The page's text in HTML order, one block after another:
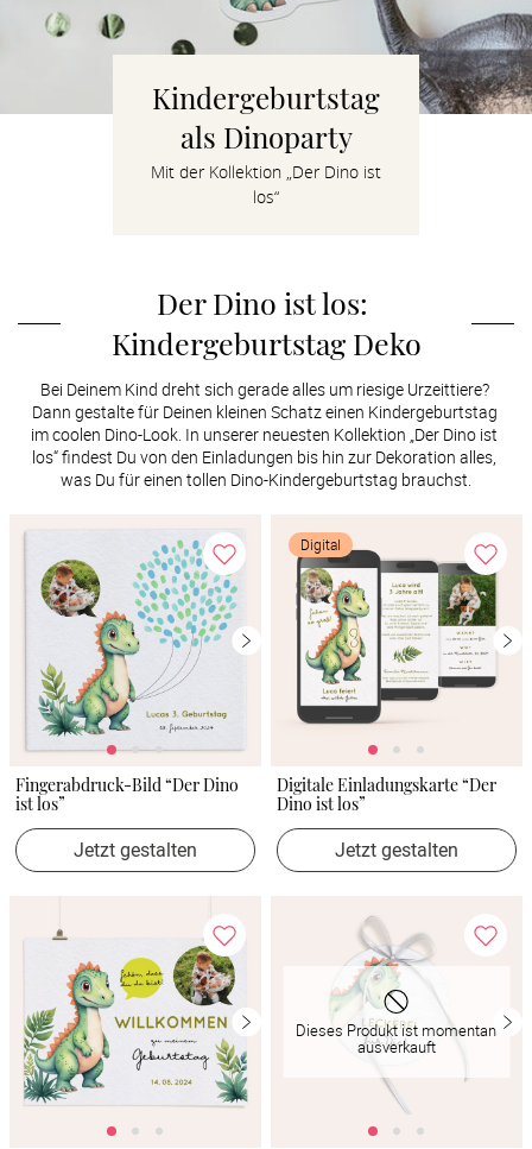
Kindergeburtstag
als Dinoparty
Mit der Kollektion „Der Dino ist
los“
Der Dino ist los:
Kindergeburtstag Deko
Bei Deinem Kind dreht sich gerade alles um riesige Urzeittiere?
Dann gestalte für Deinen kleinen Schatz einen Kindergeburtstag
im coolen Dino-Look. In unserer neuesten Kollektion „Der Dino ist
los“ findest Du von den Einladungen bis hin zur Dekoration alles,
was Du für einen tollen Dino-Kindergeburtstag brauchst.
Fingerabdruck-Bild “Der Dino
ist los”
Jetzt gestalten
Digital
Digitale Einladungskarte “Der
Dino ist los”
Jetzt gestalten
Dieses Produkt ist momentan
ausverkauft